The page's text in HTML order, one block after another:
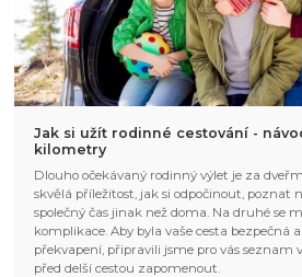
Jak si užít rodinné cestování -
kilometry
Dlouho očekávaný rodinný výlet je za
skvělá příležitost, jak si odpočinout, poznat
společný čas jinak než doma. Na druhé se
komplikace. Aby byla vaše cesta bezpečná
překvapení, připravili jsme pro vás seznam
před delší cestou zapomenout.